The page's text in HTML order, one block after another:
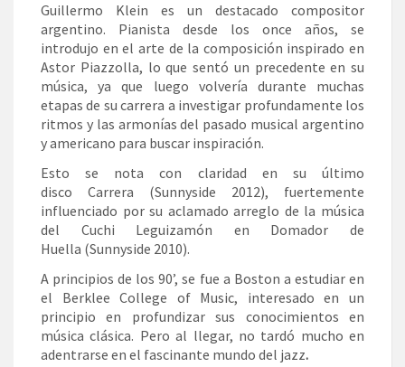
Guillermo Klein es un destacado compositor
argentino. Pianista desde los once años, se
introdujo en el arte de la composición inspirado en
Astor Piazzolla, lo que sentó un precedente en su
música, ya que luego volvería durante muchas
etapas de su carrera a investigar profundamente los
ritmos y las armonías del pasado musical argentino
y americano para buscar inspiración.
Esto se nota con claridad en su último
disco Carrera (Sunnyside 2012), fuertemente
influenciado por su aclamado arreglo de la música
del Cuchi Leguizamón en Domador de
Huella (Sunnyside 2010).
A principios de los 90’, se fue a Boston a estudiar en
el Berklee College of Music, interesado en un
principio en profundizar sus conocimientos en
música clásica. Pero al llegar, no tardó mucho en
adentrarse en el fascinante mundo del jazz.